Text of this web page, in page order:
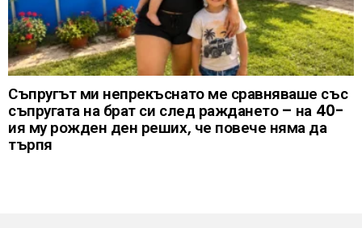
Съпругът ми непрекъснато ме сравняваше със
съпругата на брат си след раждането – на 40-
ия му рожден ден реших, че повече няма да
търпя